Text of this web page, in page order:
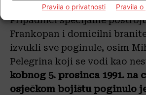
Pravila o privatnosti Pravila
zbog srušenih stabala bila
Pripadnici specijalne
Frankopan i domicilni
izvukli sve poginule, osim
Pelegrina koji se vodi kao
kobnog 5. prosinca 1991. na
osječkom bojištu poginulo